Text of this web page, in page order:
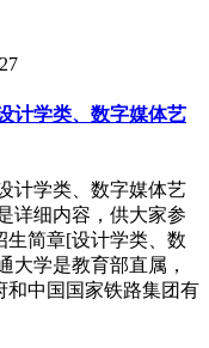
计学类、数字媒体艺
计学类、数字媒体艺
详细内容，供大家参
生简章[设计学类、数
大学是教育部直属，
和中国国家铁路集团有